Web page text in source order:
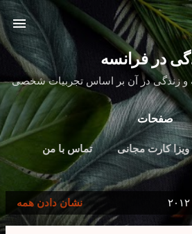
به محتوای اصلی
در فرانسه
و زندگی در آن بر اساس تجربیات شخصی
صفحات
ویزا کارت مجانی تماس با من
نشان دادن همه